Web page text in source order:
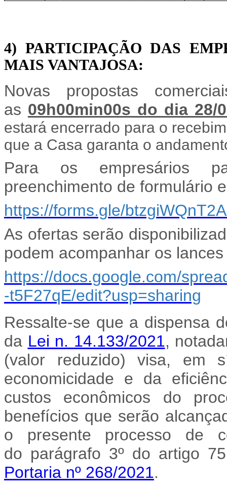
4) PARTICIPAÇÃO DAS
MAIS VANTAJOSA:
Novas propostas
as 09h00min00s do dia 28/
estará encerrado para o
que a Casa garanta o
Para os empresários
preenchimento de formulário
https://forms.gle/
As ofertas serão
podem acompanhar os
https://docs.google.com/
-t5F27qE/edit?usp=sharing
Ressalte-se que a dispensa
da Lei n. 14.133/2021,
(valor reduzido) visa, em
economicidade e da
custos econômicos do
benefícios que serão
o presente processo de
do parágrafo 3º do artigo
Portaria nº 268/2021.